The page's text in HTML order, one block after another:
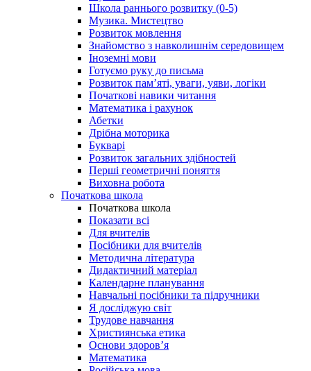
Школа раннього розвитку (0-5)
Музика. Мистецтво
Розвиток мовлення
Знайомство з навколишнім середовищем
Іноземні мови
Готуємо руку до письма
Розвиток пам’яті, уваги, уяви, логіки
Початкові навики читання
Математика і рахунок
Абетки
Дрібна моторика
Букварі
Розвиток загальних здібностей
Перші геометричні поняття
Виховна робота
Початкова школа
Початкова школа
Показати всі
Для вчителів
Посібники для вчителів
Методична література
Дидактичний матеріал
Календарне планування
Навчальні посібники та підручники
Я досліджую світ
Трудове навчання
Християнська етика
Основи здоров’я
Математика